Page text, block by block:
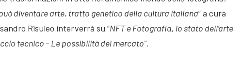
diventare arte, tratto genetico della cultura italiana” a cura
Risuleo interverrà su “NFT e Fotografia, lo stato dell’arte
tecnico – Le possibilità del mercato”.